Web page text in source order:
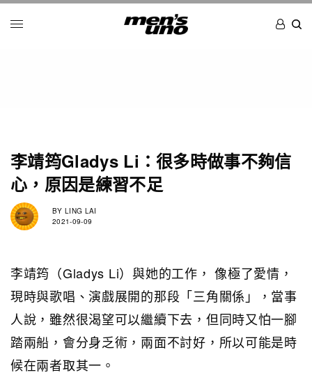
李靖筠Gladys Li：很多時做事不夠信
心，原因是練習不足
BY LING LAI
2021-09-09
李靖筠（Gladys Li）與她的工作， 像極了愛情，
現時與歌唱、演戲展開的那段「三角關係」，當事
人說，雖然很渴望可以繼續下去，但同時又怕一腳
踏兩船，會分身乏術，兩面不討好，所以可能是時
候在兩者取其一。